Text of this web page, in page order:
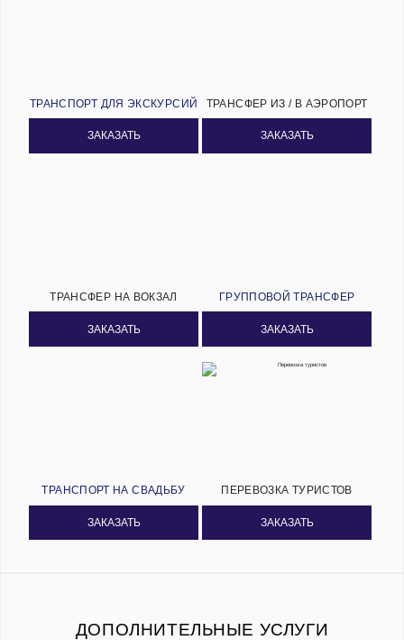
ТРАНСПОРТ ДЛЯ ЭКСКУРСИЙ
ЗАКАЗАТЬ
ТРАНСФЕР ИЗ / В АЭРОПОРТ
ЗАКАЗАТЬ
ТРАНСФЕР НА ВОКЗАЛ
ЗАКАЗАТЬ
ГРУППОВОЙ ТРАНСФЕР
ЗАКАЗАТЬ
ТРАНСПОРТ НА СВАДЬБУ
ЗАКАЗАТЬ
ПЕРЕВОЗКА ТУРИСТОВ
ЗАКАЗАТЬ
ДОПОЛНИТЕЛЬНЫЕ УСЛУГИ